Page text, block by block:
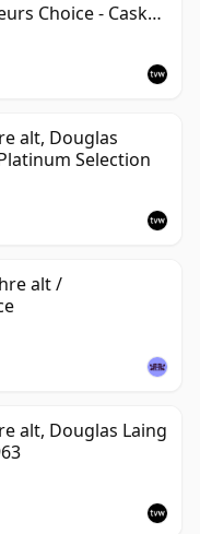
Choice - Cask
alt, Douglas
Selection
alt /
alt, Douglas Laing